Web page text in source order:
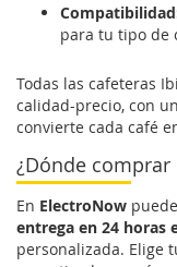
para tu tipo de
Todas las cafeteras
calidad-precio, con
convierte cada café
¿Dónde
En ElectroNow
entrega en 24 horas
personalizada. Elige